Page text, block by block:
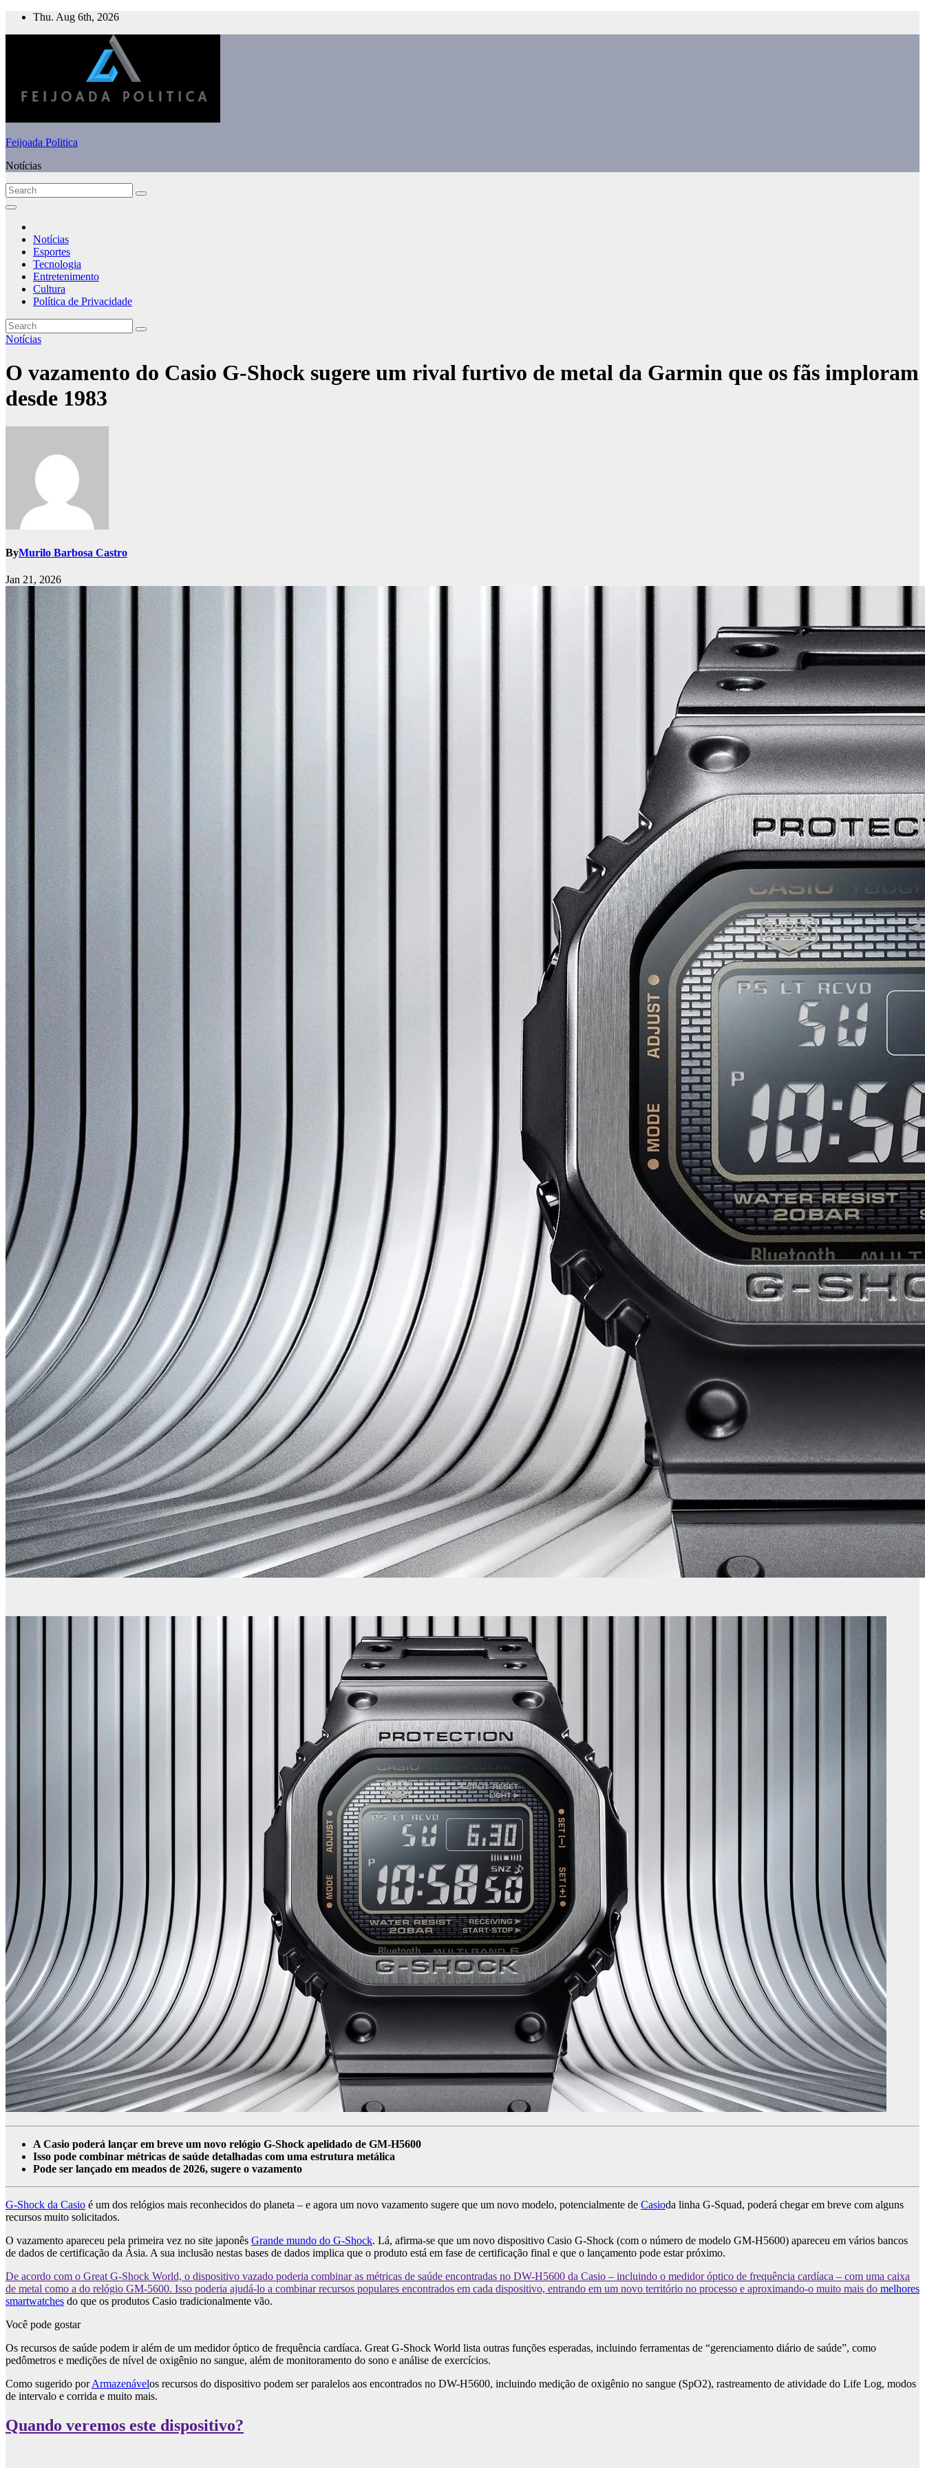
Skip
Thu. Aug 6th, 2026
Feijoada Politica
Notícias
Notícias
Esportes
Tecnologia
Entretenimento
Cultura
Política de Privacidade
Notícias
O vazamento do Casio G-Shock sugere um rival furtivo de metal da Garmin que os fãs imploram
desde 1983
ByMurilo Barbosa Castro
Jan 21, 2026
A Casio poderá lançar em breve um novo relógio G-Shock apelidado de GM-H5600
Isso pode combinar métricas de saúde detalhadas com uma estrutura metálica
Pode ser lançado em meados de 2026, sugere o vazamento
G-Shock da Casio é um dos relógios mais reconhecidos do planeta – e agora um novo vazamento sugere que um novo modelo, potencialmente de Casioda linha G-Squad, poderá chegar em breve com alguns
recursos muito solicitados.
O vazamento apareceu pela primeira vez no site japonês Grande mundo do G-Shock. Lá, afirma-se que um novo dispositivo Casio G-Shock (com o número de modelo GM-H5600) apareceu em vários bancos
de dados de certificação da Ásia. A sua inclusão nestas bases de dados implica que o produto está em fase de certificação final e que o lançamento pode estar próximo.
De acordo com o Great G-Shock World, o dispositivo vazado poderia combinar as métricas de saúde encontradas no DW-H5600 da Casio – incluindo o medidor óptico de frequência cardíaca – com uma caixa
de metal como a do relógio GM-5600. Isso poderia ajudá-lo a combinar recursos populares encontrados em cada dispositivo, entrando em um novo território no processo e aproximando-o muito mais do melhores
smartwatches do que os produtos Casio tradicionalmente vão.
Você pode gostar
Os recursos de saúde podem ir além de um medidor óptico de frequência cardíaca. Great G-Shock World lista outras funções esperadas, incluindo ferramentas de “gerenciamento diário de saúde”, como
pedômetros e medições de nível de oxigênio no sangue, além de monitoramento do sono e análise de exercícios.
Como sugerido porArmazenávelos recursos do dispositivo podem ser paralelos aos encontrados no DW-H5600, incluindo medição de oxigênio no sangue (SpO2), rastreamento de atividade do Life Log, modos
de intervalo e corrida e muito mais.
Quando veremos este dispositivo?